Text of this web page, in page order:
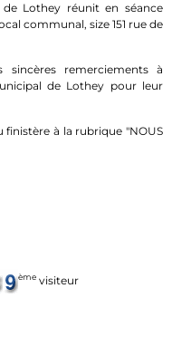
Lothey réunit en séance
communal, size 151 rue de
sincères remerciements à
de Lothey pour leur
à la rubrique "NOUS
ème visiteur